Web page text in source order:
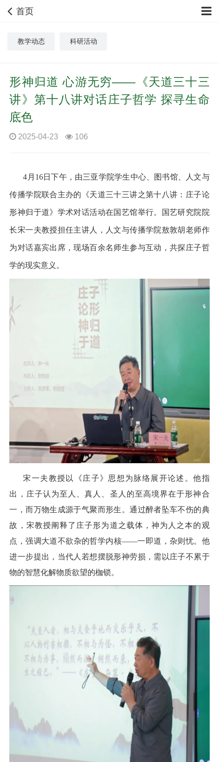
首页
教学动态 科研活动
形神归道 心游无穷——《天道三十三
讲》第十八讲对话庄子哲学 探寻生命
底色
2025-04-23 106
4 月 16日下午，由三亚学院学生中心、图书馆、人文与
传播学院联合主办的《天道三十三讲之第十八讲：庄子论
形神归于道》学术对话活动在国艺馆举行。国艺研究院院
长宋一夫教授担任主讲人，人文与传播学院敖敦胡老师作
为对话嘉宾出席，现场百余名师生参与互动，共探庄子哲
学的现实意义。
宋一夫教授以《庄子》思想为脉络展开论述。他指
出，庄子认为至人、真人、圣人的至高境界在于形神合
一，而万物生成源于气聚而形生。通过醉者坠车不伤的典
故，宋教授阐释了庄子形为道之载体，神为人之本的观
点，强调大道不欲杂的哲学内核——一即道，杂则忧。他
进一步提出，当代人若想摆脱形神劳损，需以庄子不累于
物的智慧化解物质欲望的枷锁。